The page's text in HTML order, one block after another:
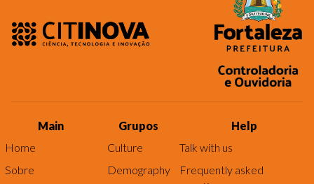
Main
Home
Sobre
Grupos
Culture
Demography
Help
Talk with us
Frequently asked